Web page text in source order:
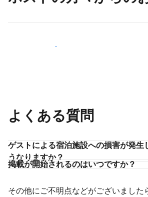
ホストとして登録する
よくある質問
ゲストによる宿泊施設への損害が発生
うなりますか？
掲載が開始されるのはいつですか？
その他にご不明点などがございました